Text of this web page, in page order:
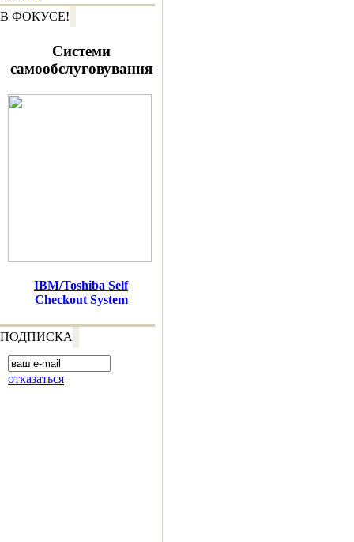
В ФОКУСЕ!
Системи
самообслуговування
IBM/Toshiba Self
Checkout System
ПОДПИСКА
отказаться